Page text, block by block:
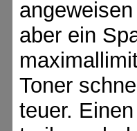
aber ein
Toner
teuer.